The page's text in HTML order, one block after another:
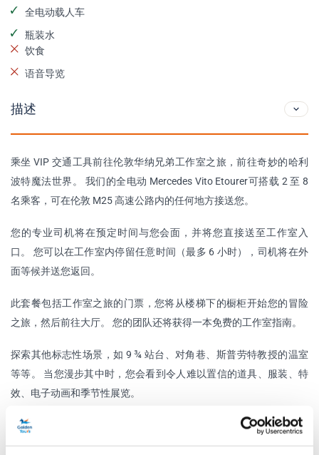
全电动载人车
瓶装水
饮食
语音导览
描述
乘坐 VIP 交通工具前往伦敦华纳兄弟工作室之旅，前往奇妙的哈利
波特魔法世界。 我们的全电动 Mercedes Vito Etourer可搭载 2 至 8
名乘客，可在伦敦 M25 高速公路内的任何地方接送您。
您的专业司机将在预定时间与您会面，并将您直接送至工作室入
口。 您可以在工作室内停留任意时间（最多 6 小时），司机将在外
面等候并送您返回。
此套餐包括工作室之旅的门票，您将从楼梯下的橱柜开始您的冒险
之旅，然后前往大厅。 您的团队还将获得一本免费的工作室指南。
探索其他标志性场景，如 9 ¾ 站台、对角巷、斯普劳特教授的温室
等等。 当您漫步其中时，您会看到令人难以置信的道具、服装、特
效、电子动画和季节性展览。
时间表